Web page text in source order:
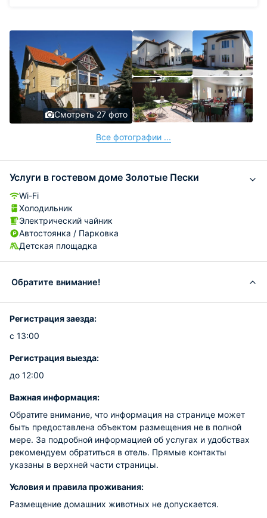
Смотреть 27 фото
Все фотографии ...
Услуги в гостевом доме Золотые Пески
Wi-Fi
Холодильник
Электрический чайник
Автостоянка / Парковка
Детская площадка
Обратите внимание!
Регистрация заезда:
с 13:00
Регистрация выезда:
до 12:00
Важная информация:
Обратите внимание, что информация на странице может
быть предоставлена объектом размещения не в полной
мере. За подробной информацией об услугах и удобствах
рекомендуем обратиться в отель. Прямые контакты
указаны в верхней части страницы.
Условия и правила проживания:
Размещение домашних животных не допускается.